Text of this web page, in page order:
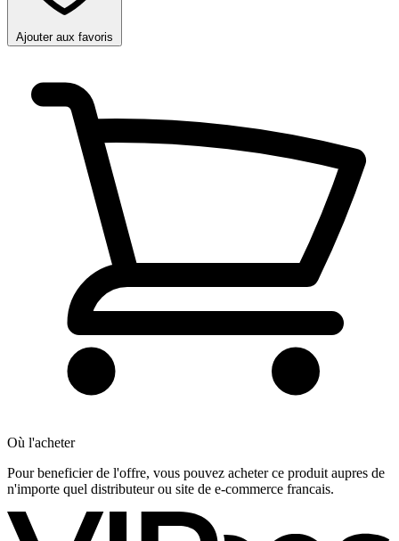
Ajouter aux favoris
Où l'acheter
Pour beneficier de l'offre, vous pouvez acheter ce produit aupres de
n'importe quel distributeur ou site de e-commerce francais.